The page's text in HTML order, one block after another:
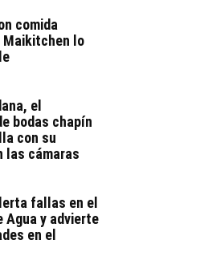
comida
Maikitchen lo
el
bodas chapín
con su
las cámaras
fallas en el
Agua y advierte
en el